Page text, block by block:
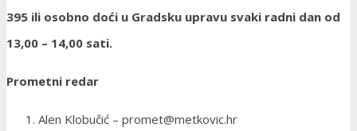
395 ili osobno doći u Gradsku upravu svaki radni dan od
13,00 – 14,00 sati.
Prometni redar
Alen Klobučić – promet@metkovic.hr